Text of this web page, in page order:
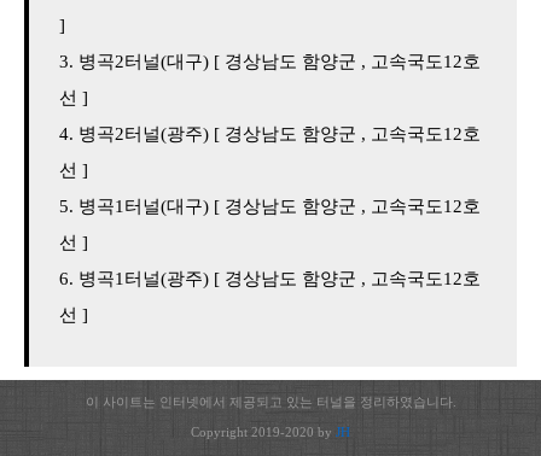
]
병곡2터널(대구) [ 경상남도 함양군 , 고속국도12호
선 ]
병곡2터널(광주) [ 경상남도 함양군 , 고속국도12호
선 ]
병곡1터널(대구) [ 경상남도 함양군 , 고속국도12호
선 ]
병곡1터널(광주) [ 경상남도 함양군 , 고속국도12호
선 ]
이 사이트는 인터넷에서 제공되고 있는 터널을 정리하였습니다.
Copyright 2019-2020 by JH